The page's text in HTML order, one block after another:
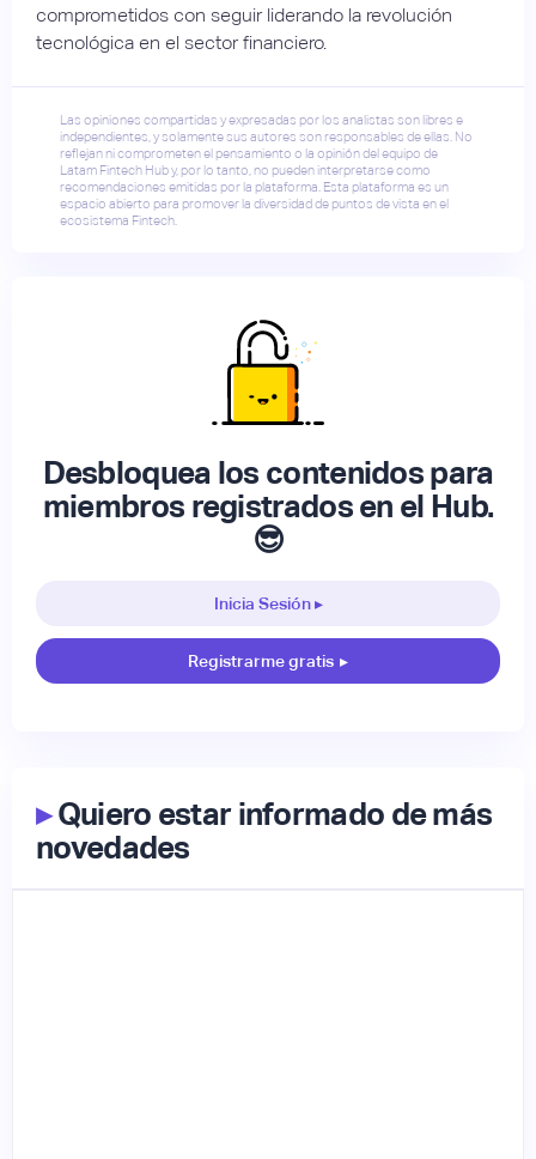
comprometidos con seguir liderando la revolución
tecnológica en el sector financiero.
Las opiniones compartidas y expresadas por los analistas son libres e
independientes, y solamente sus autores son responsables de ellas. No
reflejan ni comprometen el pensamiento o la opinión del equipo de
Latam Fintech Hub y, por lo tanto, no pueden interpretarse como
recomendaciones emitidas por la plataforma. Esta plataforma es un
espacio abierto para promover la diversidad de puntos de vista en el
ecosistema Fintech.
Desbloquea los contenidos para
miembros registrados en el Hub.
😎
Inicia Sesión ▸
Registrarme gratis ▸
▸Quiero estar informado de más
novedades